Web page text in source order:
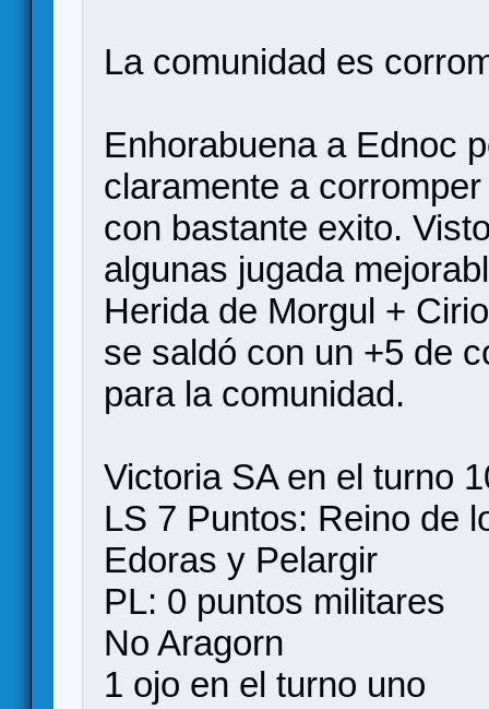
La comunidad es
Enhorabuena a Ednoc
claramente a
con bastante exito.
algunas jugada
Herida de Morgul +
se saldó con un +5 de
para la comunidad.
Victoria SA en el turno
LS 7 Puntos: Reino de
Edoras y Pelargir
PL: 0 puntos militares
No Aragorn
1 ojo en el turno uno